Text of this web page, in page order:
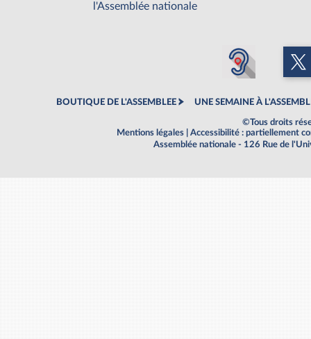
l'Assemblée nationale
BOUTIQUE DE L'ASSEMBLEE UNE SEMAINE À
©Tous droits
Mentions légales
Accessibilité : partiellement
Assemblée nationale - 126 Rue de